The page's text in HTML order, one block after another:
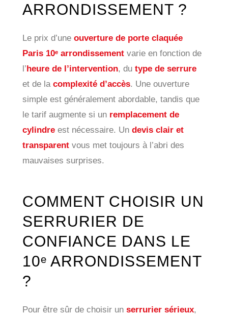
ARRONDISSEMENT ?
Le prix d’une ouverture de porte claquée
Paris 10ᵉ arrondissementvarie en fonction de
l’heure de l’intervention, du type de serrure
et de la complexité d’accès. Une ouverture
simple est généralement abordable, tandis que
le tarif augmente si un remplacement de
cylindreest nécessaire. Un devis clair et
transparentvous met toujours à l’abri des
mauvaises surprises.
COMMENT CHOISIR UN
SERRURIER DE
CONFIANCE DANS LE
10ᵉ ARRONDISSEMENT
?
Pour être sûr de choisir un serrurier sérieux,